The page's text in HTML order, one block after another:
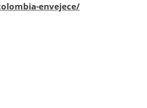
envejece/